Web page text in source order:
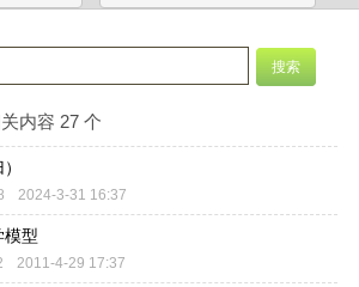
关内容 27 个
2024-3-31 16:37
模型
2011-4-29 17:37